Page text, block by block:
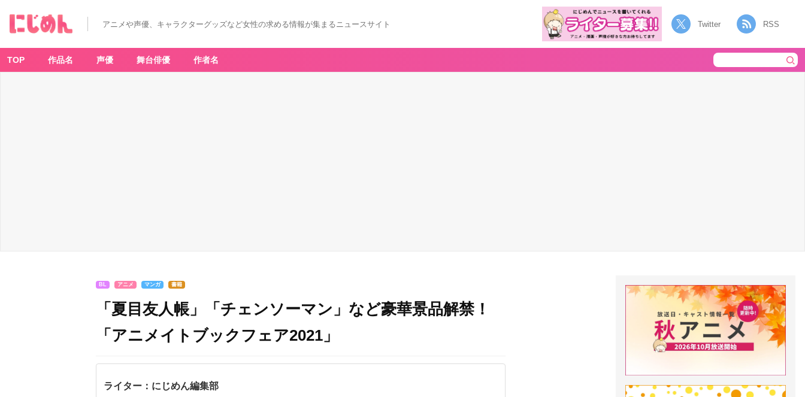
アニメや声優、キャラクターグッズなど女性の求める情報が集まるニュースサイト Twitter RSS
TOP 作品名 声優 舞台俳優 作者名
BL アニメ マンガ 書籍
「夏目友人帳」「チェンソーマン」など豪華景品解禁！
「アニメイトブックフェア2021」
ライター：にじめん編集部